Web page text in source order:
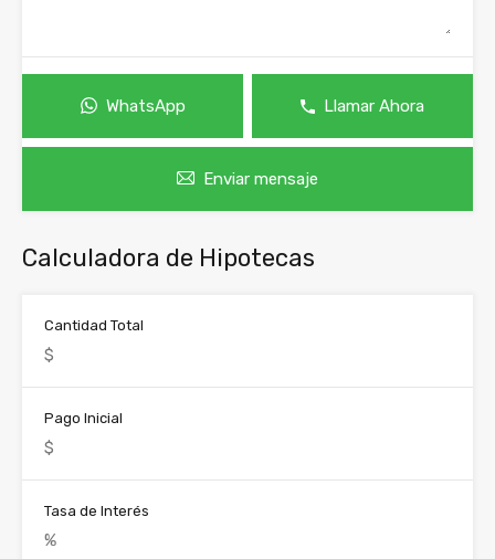
WhatsApp Llamar Ahora
Enviar mensaje
Calculadora de Hipotecas
Cantidad Total
Pago Inicial
Tasa de Interés